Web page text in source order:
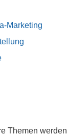
Marketing
Themen